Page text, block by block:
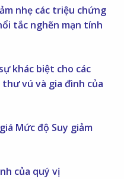
nhẹ các triệu chứng
tắc nghẽn mạn tính
khác biệt cho các
vú và gia đình của
Mức độ Suy giảm
của quý vị